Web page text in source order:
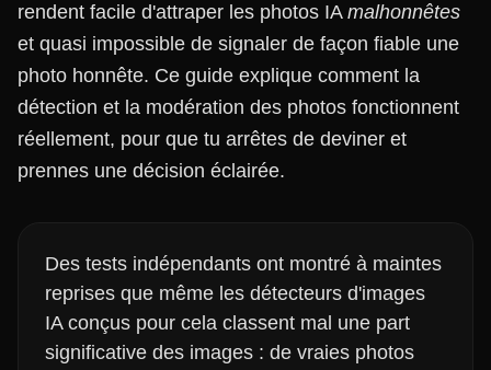
rendent facile d'attraper les photos IA malhonnêtes
et quasi impossible de signaler de façon fiable une
photo honnête. Ce guide explique comment la
détection et la modération des photos fonctionnent
réellement, pour que tu arrêtes de deviner et
prennes une décision éclairée.
Des tests indépendants ont montré à maintes
reprises que même les détecteurs d'images
IA conçus pour cela classent mal une part
significative des images : de vraies photos